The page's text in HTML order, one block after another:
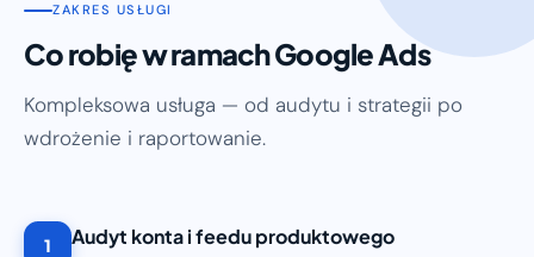
ZAKRES USŁUGI
Co robię w ramach Google Ads
Kompleksowa usługa — od audytu i strategii po
wdrożenie i raportowanie.
1 Audyt konta i feedu produktowego